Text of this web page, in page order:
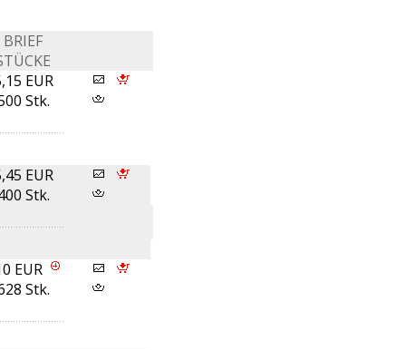
BRIEF
EUR
Stk.
EUR
Stk.
EUR
Stk.